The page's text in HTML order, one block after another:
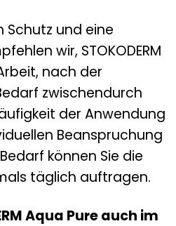
Schutz und eine
wir, STOKODERM
nach der
zwischendurch
der Anwendung
Beanspruchung
können Sie die
täglich auftragen.
Aqua Pure auch im